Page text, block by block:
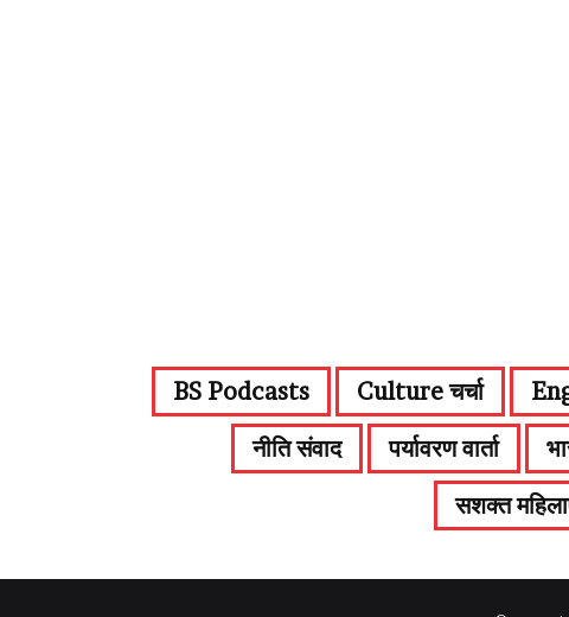
BS Podcasts Culture चर्चा
नीति संवाद
पर्यावरण वार्ता
सशक्त